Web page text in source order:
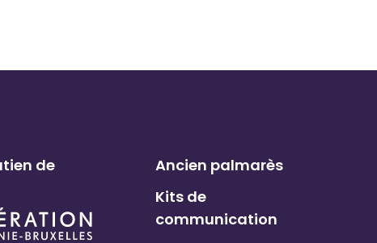
de
Ancien palmarès
Kits de
communication